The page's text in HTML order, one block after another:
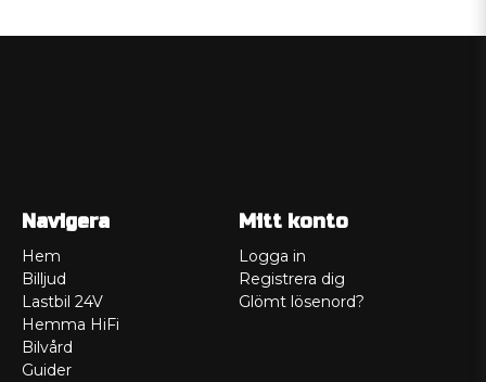
Navigera
Hem
Billjud
Lastbil 24V
Hemma HiFi
Bilvård
Guider
Mitt konto
Logga in
Registrera dig
Glömt lösenord?